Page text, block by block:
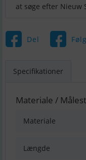
Del
Specifikationer
Materiale /
Materiale
Længde